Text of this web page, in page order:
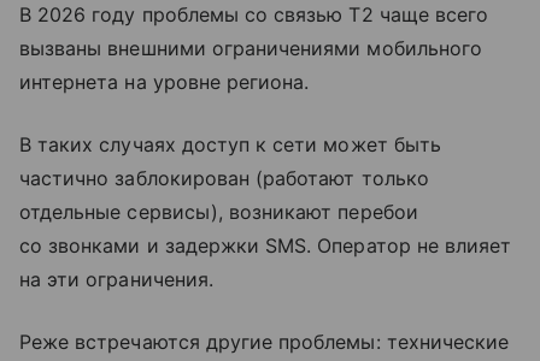
В 2026 году проблемы со связью T2 чаще всего
вызваны внешними ограничениями мобильного
интернета на уровне региона.
В таких случаях доступ к сети может быть
частично заблокирован (работают только
отдельные сервисы), возникают перебои
со звонками и задержки SMS. Оператор не влияет
на эти ограничения.
Реже встречаются другие проблемы: технические